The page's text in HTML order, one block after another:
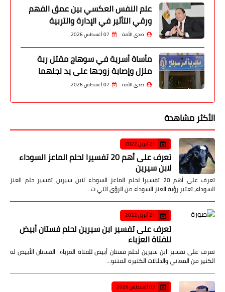
علم النفس العكسي بين عمق الفهم
ورقي التأثير في الإدارة والتربية
صدى الأمة 07 أغسطس 2026
مأساة أسرية في سوهاج مقتل ربة
منزل وإصابة زوجها على يد نجلهما
صدى الأمة 07 أغسطس 2026
الأكثر مشاهدة
21 أبريل 2022
تعرف على أهم 20 تفسيرا لحلم الماعز السوداء
لابن سيرين
تعرف على أهم 20 تفسيرا لحلم الماعز السوداء لابن سيرين تفسير حلم العنز
السوداء، تعتبر رؤية العنز السوداء من الرؤى التي ت…
21 أبريل 2022
تعرف على تفسير ابن سيرين لحلم فستان أبيض
للفتاة العزباء
تعرف على تفسير ابن سيرين لحلم فستان أبيض للفتاة العزباء الفستان الأبيض له
الكثير من المعاني والدلالات الكثيرة المتنو…
03 أغسطس 2026